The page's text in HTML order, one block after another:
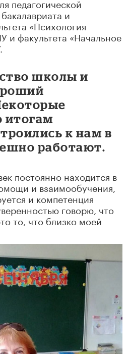
педагогической
и
«Психология
и факультета «Начальное
школы и
итогам
к нам в
работают.
постоянно находится в
и взаимообучения,
и компетенция
говорю, что
то, что близко моей